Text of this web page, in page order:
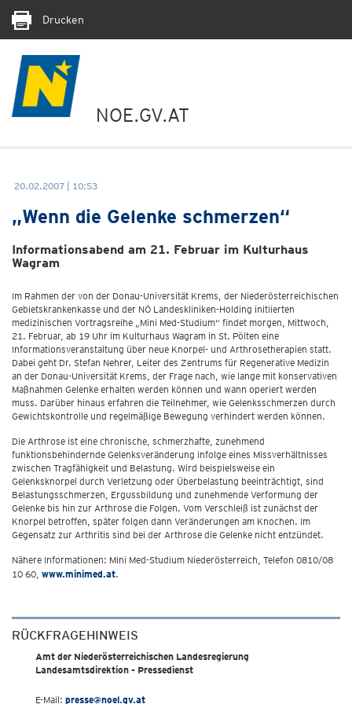
Drucken
NOE.GV.AT
20.02.2007 | 10:53
„Wenn die Gelenke schmerzen“
Informationsabend am 21. Februar im Kulturhaus
Wagram
Im Rahmen der von der Donau-Universität Krems, der Niederösterreichischen
Gebietskrankenkasse und der NÖ Landeskliniken-Holding initiierten
medizinischen Vortragsreihe „Mini Med-Studium“ findet morgen, Mittwoch,
21. Februar, ab 19 Uhr im Kulturhaus Wagram in St. Pölten eine
Informationsveranstaltung über neue Knorpel- und Arthrosetherapien statt.
Dabei geht Dr. Stefan Nehrer, Leiter des Zentrums für Regenerative Medizin
an der Donau-Universität Krems, der Frage nach, wie lange mit konservativen
Maßnahmen Gelenke erhalten werden können und wann operiert werden
muss. Darüber hinaus erfahren die Teilnehmer, wie Gelenksschmerzen durch
Gewichtskontrolle und regelmäßige Bewegung verhindert werden können.
Die Arthrose ist eine chronische, schmerzhafte, zunehmend
funktionsbehindernde Gelenksveränderung infolge eines Missverhältnisses
zwischen Tragfähigkeit und Belastung. Wird beispielsweise ein
Gelenksknorpel durch Verletzung oder Überbelastung beeinträchtigt, sind
Belastungsschmerzen, Ergussbildung und zunehmende Verformung der
Gelenke bis hin zur Arthrose die Folgen. Vom Verschleiß ist zunächst der
Knorpel betroffen, später folgen dann Veränderungen am Knochen. Im
Gegensatz zur Arthritis sind bei der Arthrose die Gelenke nicht entzündet.
Nähere Informationen: Mini Med-Studium Niederösterreich, Telefon 0810/08
10 60, www.minimed.at.
RÜCKFRAGEHINWEIS
Amt der Niederösterreichischen Landesregierung
Landesamtsdirektion - Pressedienst
E-Mail: presse@noel.gv.at